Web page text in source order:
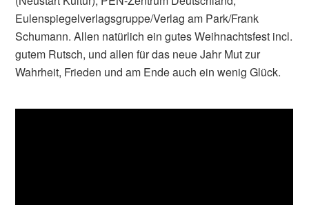
Eulenspiegelverlagsgruppe/Verlag am Park/Frank
Schumann. Allen natürlich ein gutes Weihnachtsfest incl.
gutem Rutsch, und allen für das neue Jahr Mut zur
Wahrheit, Frieden und am Ende auch ein wenig Glück.